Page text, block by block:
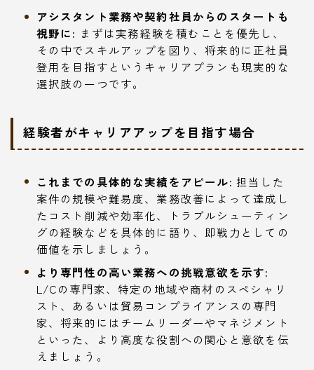
アシスタント業務や契約社員からのスタートも
視野に: まずは実務経験を積むことを優先し、
その中でスキルアップを図り、将来的に正社員
登用を目指すというキャリアプランも現実的な
選択肢の一つです。
経験者がキャリアアップを目指す場合
これまでの具体的な実績をアピール: 担当した
案件の規模や難易度、業務改善によって達成し
たコスト削減や効率化、トラブルシューティン
グの経験などを具体的に語り、即戦力としての
価値を示しましょう。
より専門性の高い業務への挑戦意欲を示す:
L/Cの専門家、特定の地域や商材のスペシャリ
スト、あるいは貿易コンプライアンスの専門
家、将来的にはチームリーダーやマネジメント
といった、より高度な役割への関心と意欲を伝
えましょう。